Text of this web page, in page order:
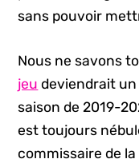
sans pouvoir
Nous ne savons
jeu deviendrait un
saison de 2019-
est toujours
commissaire de la